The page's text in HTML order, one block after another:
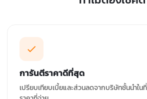
การันตีราคาดีที่สุด
เปรียบเทียบเบี้ยและส่วนลดจากบริษัทชั้นนำใน